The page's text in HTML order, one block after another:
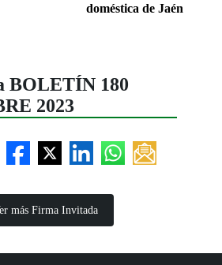
doméstica de Jaén
BOLETÍN 180
2023
más Firma Invitada